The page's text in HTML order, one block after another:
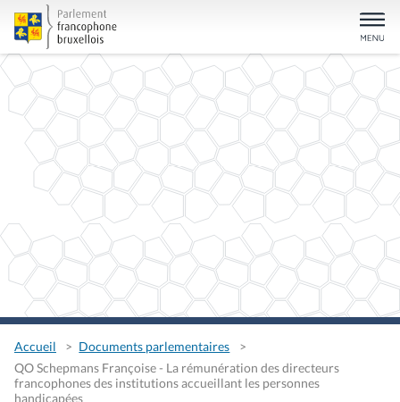
Accueil
Documents parlementaires
QO Schepmans Françoise - La rémunération des directeurs
francophones des institutions accueillant les personnes
handicapées